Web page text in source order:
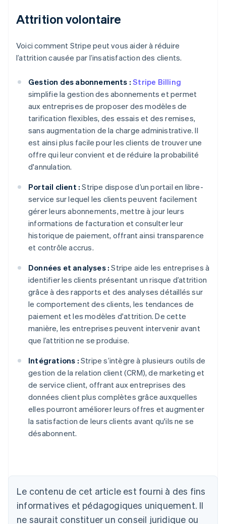
Attrition volontaire
Voici comment Stripe peut vous aider à réduire
l’attrition causée par l’insatisfaction des clients.
Gestion des abonnements : Stripe Billing
simplifie la gestion des abonnements et permet
aux entreprises de proposer des modèles de
tarification flexibles, des essais et des remises,
sans augmentation de la charge administrative. Il
est ainsi plus facile pour les clients de trouver une
offre qui leur convient et de réduire la probabilité
d'annulation.
Portail client : Stripe dispose d’un portail en libre-
service sur lequel les clients peuvent facilement
gérer leurs abonnements, mettre à jour leurs
informations de facturation et consulter leur
historique de paiement, offrant ainsi transparence
et contrôle accrus.
Données et analyses : Stripe aide les entreprises à
identifier les clients présentant un risque d’attrition
grâce à des rapports et des analyses détaillés sur
le comportement des clients, les tendances de
paiement et les modèles d'attrition. De cette
manière, les entreprises peuvent intervenir avant
que l’attrition ne se produise.
Intégrations : Stripe s’intègre à plusieurs outils de
gestion de la relation client (CRM), de marketing et
de service client, offrant aux entreprises des
données client plus complètes grâce auxquelles
elles pourront améliorer leurs offres et augmenter
la satisfaction de leurs clients avant qu'ils ne se
désabonnent.
Le contenu de cet article est fourni à des fins
informatives et pédagogiques uniquement. Il
ne saurait constituer un conseil juridique ou
DeutschEnglish
English
Autriche